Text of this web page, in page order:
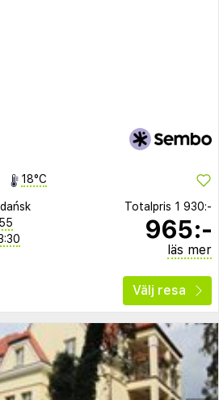
18°C
Totalpris 1 930:-
965:-
läs mer
Välj resa